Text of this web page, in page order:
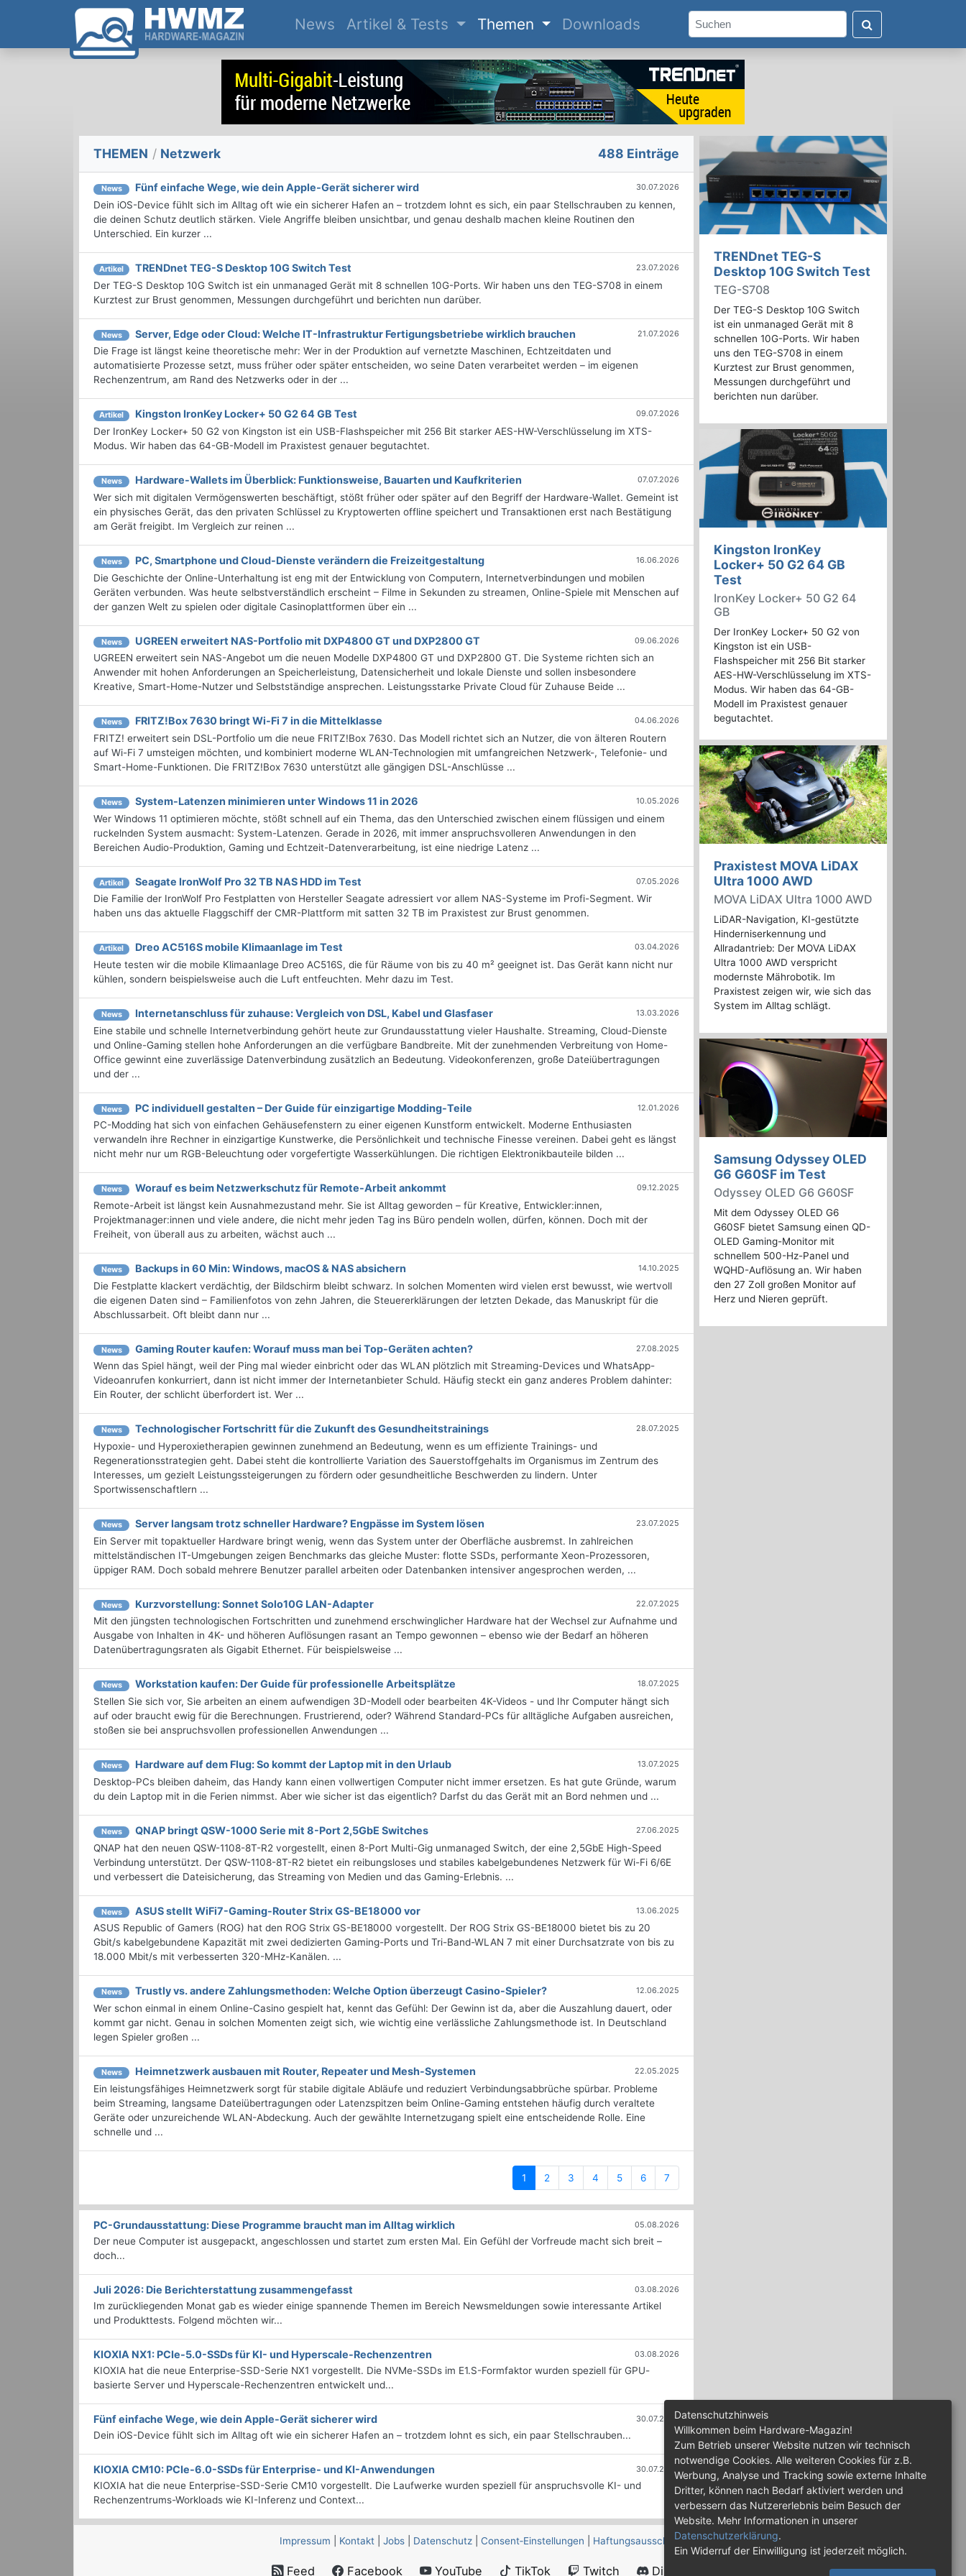
News(current)
Artikel & Tests Themen Downloads
THEMEN / Netzwerk 488 Einträge
News Fünf einfache Wege, wie dein Apple-Gerät sicherer wird 30.07.2026
Dein iOS-Device fühlt sich im Alltag oft wie ein sicherer Hafen an – trotzdem lohnt es sich, ein paar Stellschrauben zu kennen,
die deinen Schutz deutlich stärken. Viele Angriffe bleiben unsichtbar, und genau deshalb machen kleine Routinen den
Unterschied. Ein kurzer ...
Artikel TRENDnet TEG-S Desktop 10G Switch Test 23.07.2026
Der TEG-S Desktop 10G Switch ist ein unmanaged Gerät mit 8 schnellen 10G-Ports. Wir haben uns den TEG-S708 in einem
Kurztest zur Brust genommen, Messungen durchgeführt und berichten nun darüber.
News Server, Edge oder Cloud: Welche IT-Infrastruktur Fertigungsbetriebe wirklich brauchen 21.07.2026
Die Frage ist längst keine theoretische mehr: Wer in der Produktion auf vernetzte Maschinen, Echtzeitdaten und
automatisierte Prozesse setzt, muss früher oder später entscheiden, wo seine Daten verarbeitet werden – im eigenen
Rechenzentrum, am Rand des Netzwerks oder in der ...
Artikel Kingston IronKey Locker+ 50 G2 64 GB Test 09.07.2026
Der IronKey Locker+ 50 G2 von Kingston ist ein USB-Flashspeicher mit 256 Bit starker AES-HW-Verschlüsselung im XTS-
Modus. Wir haben das 64-GB-Modell im Praxistest genauer begutachtet.
News Hardware-Wallets im Überblick: Funktionsweise, Bauarten und Kaufkriterien 07.07.2026
Wer sich mit digitalen Vermögenswerten beschäftigt, stößt früher oder später auf den Begriff der Hardware-Wallet. Gemeint ist
ein physisches Gerät, das den privaten Schlüssel zu Kryptowerten offline speichert und Transaktionen erst nach Bestätigung
am Gerät freigibt. Im Vergleich zur reinen ...
News PC, Smartphone und Cloud-Dienste verändern die Freizeitgestaltung 16.06.2026
Die Geschichte der Online-Unterhaltung ist eng mit der Entwicklung von Computern, Internetverbindungen und mobilen
Geräten verbunden. Was heute selbstverständlich erscheint – Filme in Sekunden zu streamen, Online-Spiele mit Menschen auf
der ganzen Welt zu spielen oder digitale Casinoplattformen über ein ...
News UGREEN erweitert NAS-Portfolio mit DXP4800 GT und DXP2800 GT 09.06.2026
UGREEN erweitert sein NAS-Angebot um die neuen Modelle DXP4800 GT und DXP2800 GT. Die Systeme richten sich an
Anwender mit hohen Anforderungen an Speicherleistung, Datensicherheit und lokale Dienste und sollen insbesondere
Kreative, Smart-Home-Nutzer und Selbstständige ansprechen. Leistungsstarke Private Cloud für Zuhause Beide ...
News FRITZ!Box 7630 bringt Wi-Fi 7 in die Mittelklasse 04.06.2026
FRITZ! erweitert sein DSL-Portfolio um die neue FRITZ!Box 7630. Das Modell richtet sich an Nutzer, die von älteren Routern
auf Wi-Fi 7 umsteigen möchten, und kombiniert moderne WLAN-Technologien mit umfangreichen Netzwerk-, Telefonie- und
Smart-Home-Funktionen. Die FRITZ!Box 7630 unterstützt alle gängigen DSL-Anschlüsse ...
News System-Latenzen minimieren unter Windows 11 in 2026 10.05.2026
Wer Windows 11 optimieren möchte, stößt schnell auf ein Thema, das den Unterschied zwischen einem flüssigen und einem
ruckelnden System ausmacht: System-Latenzen. Gerade in 2026, mit immer anspruchsvolleren Anwendungen in den
Bereichen Audio-Produktion, Gaming und Echtzeit-Datenverarbeitung, ist eine niedrige Latenz ...
Artikel Seagate IronWolf Pro 32 TB NAS HDD im Test 07.05.2026
Die Familie der IronWolf Pro Festplatten von Hersteller Seagate adressiert vor allem NAS-Systeme im Profi-Segment. Wir
haben uns das aktuelle Flaggschiff der CMR-Plattform mit satten 32 TB im Praxistest zur Brust genommen.
Artikel Dreo AC516S mobile Klimaanlage im Test 03.04.2026
Heute testen wir die mobile Klimaanlage Dreo AC516S, die für Räume von bis zu 40 m² geeignet ist. Das Gerät kann nicht nur
kühlen, sondern beispielsweise auch die Luft entfeuchten. Mehr dazu im Test.
News Internetanschluss für zuhause: Vergleich von DSL, Kabel und Glasfaser 13.03.2026
Eine stabile und schnelle Internetverbindung gehört heute zur Grundausstattung vieler Haushalte. Streaming, Cloud-Dienste
und Online-Gaming stellen hohe Anforderungen an die verfügbare Bandbreite. Mit der zunehmenden Verbreitung von Home-
Office gewinnt eine zuverlässige Datenverbindung zusätzlich an Bedeutung. Videokonferenzen, große Dateiübertragungen
und der ...
News PC individuell gestalten – Der Guide für einzigartige Modding-Teile 12.01.2026
PC-Modding hat sich von einfachen Gehäusefenstern zu einer eigenen Kunstform entwickelt. Moderne Enthusiasten
verwandeln ihre Rechner in einzigartige Kunstwerke, die Persönlichkeit und technische Finesse vereinen. Dabei geht es längst
nicht mehr nur um RGB-Beleuchtung oder vorgefertigte Wasserkühlungen. Die richtigen Elektronikbauteile bilden ...
News Worauf es beim Netzwerkschutz für Remote-Arbeit ankommt 09.12.2025
Remote-Arbeit ist längst kein Ausnahmezustand mehr. Sie ist Alltag geworden – für Kreative, Entwickler:innen,
Projektmanager:innen und viele andere, die nicht mehr jeden Tag ins Büro pendeln wollen, dürfen, können. Doch mit der
Freiheit, von überall aus zu arbeiten, wächst auch ...
News Backups in 60 Min: Windows, macOS & NAS absichern 14.10.2025
Die Festplatte klackert verdächtig, der Bildschirm bleibt schwarz. In solchen Momenten wird vielen erst bewusst, wie wertvoll
die eigenen Daten sind – Familienfotos von zehn Jahren, die Steuererklärungen der letzten Dekade, das Manuskript für die
Abschlussarbeit. Oft bleibt dann nur ...
News Gaming Router kaufen: Worauf muss man bei Top-Geräten achten? 27.08.2025
Wenn das Spiel hängt, weil der Ping mal wieder einbricht oder das WLAN plötzlich mit Streaming-Devices und WhatsApp-
Videoanrufen konkurriert, dann ist nicht immer der Internetanbieter Schuld. Häufig steckt ein ganz anderes Problem dahinter:
Ein Router, der schlicht überfordert ist. Wer ...
News Technologischer Fortschritt für die Zukunft des Gesundheitstrainings 28.07.2025
Hypoxie- und Hyperoxietherapien gewinnen zunehmend an Bedeutung, wenn es um effiziente Trainings- und
Regenerationsstrategien geht. Dabei steht die kontrollierte Variation des Sauerstoffgehalts im Organismus im Zentrum des
Interesses, um gezielt Leistungssteigerungen zu fördern oder gesundheitliche Beschwerden zu lindern. Unter
Sportwissenschaftlern ...
News Server langsam trotz schneller Hardware? Engpässe im System lösen 23.07.2025
Ein Server mit topaktueller Hardware bringt wenig, wenn das System unter der Oberfläche ausbremst. In zahlreichen
mittelständischen IT-Umgebungen zeigen Benchmarks das gleiche Muster: flotte SSDs, performante Xeon-Prozessoren,
üppiger RAM. Doch sobald mehrere Benutzer parallel arbeiten oder Datenbanken intensiver angesprochen werden, ...
News Kurzvorstellung: Sonnet Solo10G LAN-Adapter 22.07.2025
Mit den jüngsten technologischen Fortschritten und zunehmend erschwinglicher Hardware hat der Wechsel zur Aufnahme und
Ausgabe von Inhalten in 4K- und höheren Auflösungen rasant an Tempo gewonnen – ebenso wie der Bedarf an höheren
Datenübertragungsraten als Gigabit Ethernet. Für beispielsweise ...
News Workstation kaufen: Der Guide für professionelle Arbeitsplätze 18.07.2025
Stellen Sie sich vor, Sie arbeiten an einem aufwendigen 3D-Modell oder bearbeiten 4K-Videos - und Ihr Computer hängt sich
auf oder braucht ewig für die Berechnungen. Frustrierend, oder? Während Standard-PCs für alltägliche Aufgaben ausreichen,
stoßen sie bei anspruchsvollen professionellen Anwendungen ...
News Hardware auf dem Flug: So kommt der Laptop mit in den Urlaub 13.07.2025
Desktop-PCs bleiben daheim, das Handy kann einen vollwertigen Computer nicht immer ersetzen. Es hat gute Gründe, warum
du dein Laptop mit in die Ferien nimmst. Aber wie sicher ist das eigentlich? Darfst du das Gerät mit an Bord nehmen und ...
News QNAP bringt QSW-1000 Serie mit 8-Port 2,5GbE Switches 27.06.2025
QNAP hat den neuen QSW-1108-8T-R2 vorgestellt, einen 8-Port Multi-Gig unmanaged Switch, der eine 2,5GbE High-Speed
Verbindung unterstützt. Der QSW-1108-8T-R2 bietet ein reibungsloses und stabiles kabelgebundenes Netzwerk für Wi-Fi 6/6E
und verbessert die Dateisicherung, das Streaming von Medien und das Gaming-Erlebnis. ...
News ASUS stellt WiFi7-Gaming-Router Strix GS-BE18000 vor 13.06.2025
ASUS Republic of Gamers (ROG) hat den ROG Strix GS-BE18000 vorgestellt. Der ROG Strix GS-BE18000 bietet bis zu 20
Gbit/s kabelgebundene Kapazität mit zwei dedizierten Gaming-Ports und Tri-Band-WLAN 7 mit einer Durchsatzrate von bis zu
18.000 Mbit/s mit verbesserten 320-MHz-Kanälen. ...
News Trustly vs. andere Zahlungsmethoden: Welche Option überzeugt Casino-Spieler? 12.06.2025
Wer schon einmal in einem Online-Casino gespielt hat, kennt das Gefühl: Der Gewinn ist da, aber die Auszahlung dauert, oder
kommt gar nicht. Genau in solchen Momenten zeigt sich, wie wichtig eine verlässliche Zahlungsmethode ist. In Deutschland
legen Spieler großen ...
News Heimnetzwerk ausbauen mit Router, Repeater und Mesh-Systemen 22.05.2025
Ein leistungsfähiges Heimnetzwerk sorgt für stabile digitale Abläufe und reduziert Verbindungsabbrüche spürbar. Probleme
beim Streaming, langsame Dateiübertragungen oder Latenzspitzen beim Online-Gaming entstehen häufig durch veraltete
Geräte oder unzureichende WLAN-Abdeckung. Auch der gewählte Internetzugang spielt eine entscheidende Rolle. Eine
schnelle und ...
1 (current)
2 3 4 5 6 7
PC-Grundausstattung: Diese Programme braucht man im Alltag wirklich 05.08.2026
Der neue Computer ist ausgepackt, angeschlossen und startet zum ersten Mal. Ein Gefühl der Vorfreude macht sich breit –
doch...
Juli 2026: Die Bericht­erstattung zusammengefasst 03.08.2026
Im zurückliegenden Monat gab es wieder einige spannende Themen im Bereich Newsmeldungen sowie interessante Artikel
und Produkttests. Folgend möchten wir...
KIOXIA NX1: PCIe-5.0-SSDs für KI- und Hyperscale-Rechenzentren 03.08.2026
KIOXIA hat die neue Enterprise-SSD-Serie NX1 vorgestellt. Die NVMe-SSDs im E1.S-Formfaktor wurden speziell für GPU-
basierte Server und Hyperscale-Rechenzentren entwickelt und...
Fünf einfache Wege, wie dein Apple-Gerät sicherer wird 30.07.2026
Dein iOS-Device fühlt sich im Alltag oft wie ein sicherer Hafen an – trotzdem lohnt es sich, ein paar Stellschrauben...
KIOXIA CM10: PCIe-6.0-SSDs für Enterprise- und KI-Anwendungen 30.07.2026
KIOXIA hat die neue Enterprise-SSD-Serie CM10 vorgestellt. Die Laufwerke wurden speziell für anspruchsvolle KI- und
Rechenzentrums-Workloads wie KI-Inferenz und Context...
TRENDnet TEG-S
Desktop 10G Switch Test
TEG-S708
Der TEG-S Desktop 10G Switch
ist ein unmanaged Gerät mit 8
schnellen 10G-Ports. Wir haben
uns den TEG-S708 in einem
Kurztest zur Brust genommen,
Messungen durchgeführt und
berichten nun darüber.
Kingston IronKey
Locker+ 50 G2 64 GB
Test
IronKey Locker+ 50 G2 64
GB
Der IronKey Locker+ 50 G2 von
Kingston ist ein USB-
Flashspeicher mit 256 Bit starker
AES-HW-Verschlüsselung im XTS-
Modus. Wir haben das 64-GB-
Modell im Praxistest genauer
begutachtet.
Praxistest MOVA LiDAX
Ultra 1000 AWD
MOVA LiDAX Ultra 1000 AWD
LiDAR-Navigation, KI-gestützte
Hinderniserkennung und
Allradantrieb: Der MOVA LiDAX
Ultra 1000 AWD verspricht
modernste Mährobotik. Im
Praxistest zeigen wir, wie sich das
System im Alltag schlägt.
Samsung Odyssey OLED
G6 G60SF im Test
Odyssey OLED G6 G60SF
Mit dem Odyssey OLED G6
G60SF bietet Samsung einen QD-
OLED Gaming-Monitor mit
schnellem 500-Hz-Panel und
WQHD-Auflösung an. Wir haben
den 27 Zoll großen Monitor auf
Herz und Nieren geprüft.
Impressum Kontakt Jobs Datenschutz Consent‑Einstellungen Haftungsausschluss
Feed Facebook YouTube TikTok Twitch Discord
Datenschutzhinweis
Willkommen beim Hardware-Magazin!
Zum Betrieb unserer Website nutzen wir technisch
notwendige Cookies. Alle weiteren Cookies für z.B.
Werbung, Analyse und Tracking sowie externe Inhalte
Dritter, können nach Bedarf aktiviert werden und
verbessern das Nutzererlebnis beim Besuch der
Website. Mehr Informationen in unserer
Datenschutzerklärung.
Ein Widerruf der Einwilligung ist jederzeit möglich.